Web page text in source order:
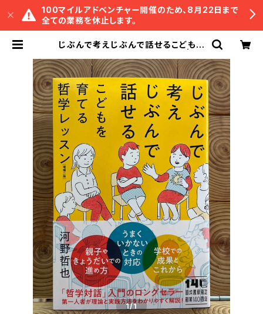
100マイルアドベンチャー開催のため、8月22日まで
全ての業務を休止します。
じぶんで考えじぶんで話せるこどもを
険研究所書店
1/1